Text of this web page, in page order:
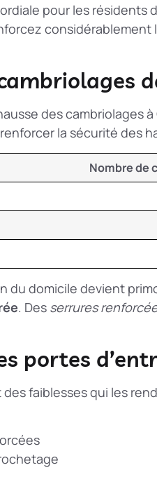
pour les résidents
des cambriolages
la sécurité des
Nombre de
du domicile devient
. Des serrures
portes
faiblesses qui les